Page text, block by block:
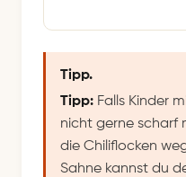
Tipp.
Tipp: Falls Kinder
nicht gerne scharf
die Chiliflocken
Sahne kannst du